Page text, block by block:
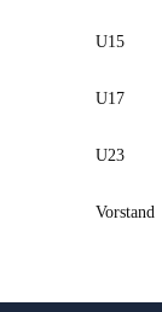
U15
U17
U23
Vorstand